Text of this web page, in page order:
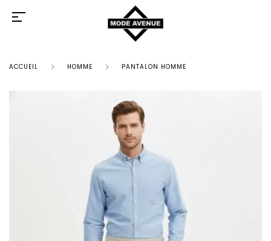
ACCUEIL HOMME PANTALON HOMME